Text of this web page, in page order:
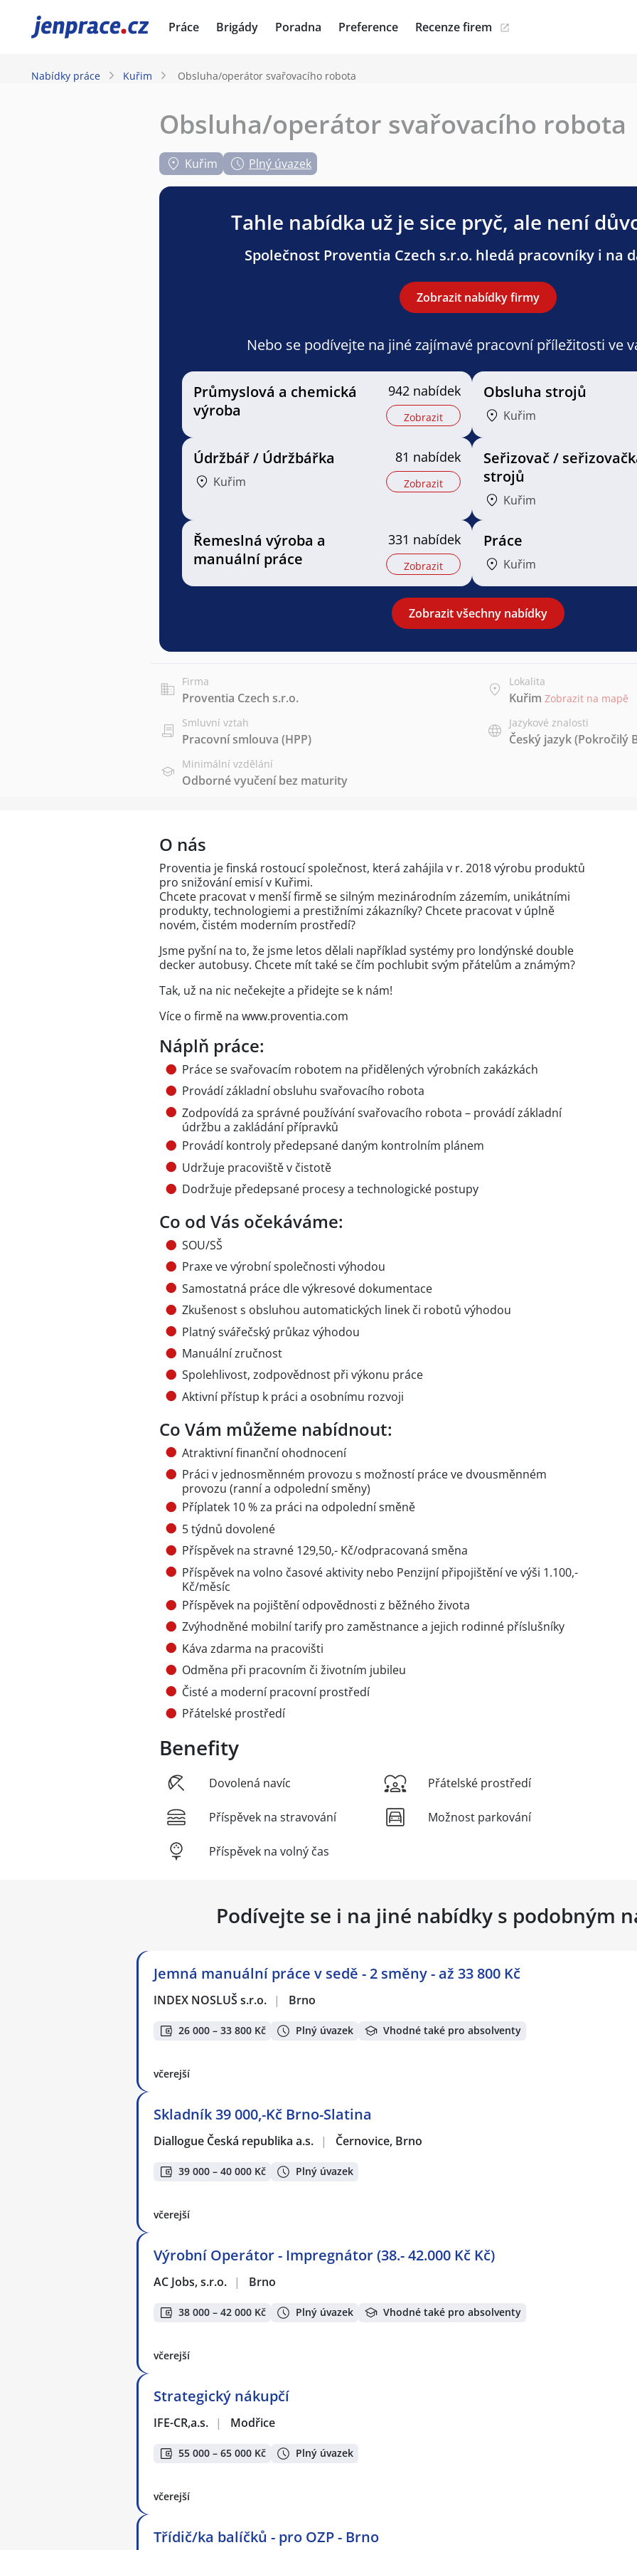
JenPráce.cz Práce Brigády Poradna Preference Recenze firem
Nabídky práce Kuřim Obsluha/operátor svařovacího robota
Obsluha/operátor svařovacího robota
Kuřim Plný úvazek
Tahle nabídka už je sice pryč, ale není
Společnost Proventia Czech s.r.o. hledá pracovníky i na
Zobrazit nabídky firmy
Nebo se podívejte na jiné zajímavé pracovní příležitosti ve
Průmyslová a chemická
výroba
942 nabídek
Zobrazit
Obsluha strojů
Kuřim
Údržbář / Údržbářka
Kuřim
81 nabídek
Zobrazit
Seřizovač /
strojů
Kuřim
Řemeslná výroba a
manuální práce
331 nabídek
Zobrazit
Práce
Kuřim
Zobrazit všechny nabídky
Firma
Proventia Czech s.r.o.
Lokalita
Kuřim Zobrazit na mapě
Smluvní vztah
Pracovní smlouva (HPP)
Jazykové znalosti
Český jazyk(Pokročilý
Minimální vzdělání
Odborné vyučení bez maturity
O nás
Proventia je finská rostoucí společnost, která zahájila v r. 2018 výrobu produktů
pro snižování emisí v Kuřimi.
Chcete pracovat v menší firmě se silným mezinárodním zázemím, unikátními
produkty, technologiemi a prestižními zákazníky? Chcete pracovat v úplně
novém, čistém moderním prostředí?
Jsme pyšní na to, že jsme letos dělali například systémy pro londýnské double
decker autobusy. Chcete mít také se čím pochlubit svým přátelům a známým?
Tak, už na nic nečekejte a přidejte se k nám!
Více o firmě na www.proventia.com
Náplň práce:
Práce se svařovacím robotem na přidělených výrobních zakázkách
Provádí základní obsluhu svařovacího robota
Zodpovídá za správné používání svařovacího robota – provádí základní
údržbu a zakládání přípravků
Provádí kontroly předepsané daným kontrolním plánem
Udržuje pracoviště v čistotě
Dodržuje předepsané procesy a technologické postupy
Co od Vás očekáváme:
SOU/SŠ
Praxe ve výrobní společnosti výhodou
Samostatná práce dle výkresové dokumentace
Zkušenost s obsluhou automatických linek či robotů výhodou
Platný svářečský průkaz výhodou
Manuální zručnost
Spolehlivost, zodpovědnost při výkonu práce
Aktivní přístup k práci a osobnímu rozvoji
Co Vám můžeme nabídnout:
Atraktivní finanční ohodnocení
Práci v jednosměnném provozu s možností práce ve dvousměnném
provozu (ranní a odpolední směny)
Příplatek 10 % za práci na odpolední směně
5 týdnů dovolené
Příspěvek na stravné 129,50,- Kč/odpracovaná směna
Příspěvek na volno časové aktivity nebo Penzijní připojištění ve výši 1.100,-
Kč/měsíc
Příspěvek na pojištění odpovědnosti z běžného života
Zvýhodněné mobilní tarify pro zaměstnance a jejich rodinné příslušníky
Káva zdarma na pracovišti
Odměna při pracovním či životním jubileu
Čisté a moderní pracovní prostředí
Přátelské prostředí
Benefity
Dovolená navíc
Příspěvek na stravování
Příspěvek na volný čas
Přátelské prostředí
Možnost parkování
Podívejte se i na jiné nabídky s podobným
Jemná manuální práce v sedě - 2 směny - až 33 800 Kč
INDEX NOSLUŠ s.r.o. | Brno
26 000 – 33 800 Kč Plný úvazek Vhodné také pro absolventy
včerejší
Skladník 39 000,-Kč Brno-Slatina
Diallogue Česká republika a.s. | Černovice, Brno
39 000 – 40 000 Kč Plný úvazek
včerejší
Výrobní Operátor - Impregnátor (38.- 42.000 Kč Kč)
AC Jobs, s.r.o. | Brno
38 000 – 42 000 Kč Plný úvazek Vhodné také pro absolventy
včerejší
Strategický nákupčí
IFE-CR,a.s. | Modřice
55 000 – 65 000 Kč Plný úvazek
včerejší
Třídič/ka balíčků - pro OZP - Brno